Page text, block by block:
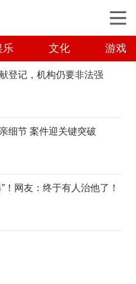
乐 文化 游戏
登记，机构仍要非法强
细节 案件迎关键突破
！网友：终于有人治他了！